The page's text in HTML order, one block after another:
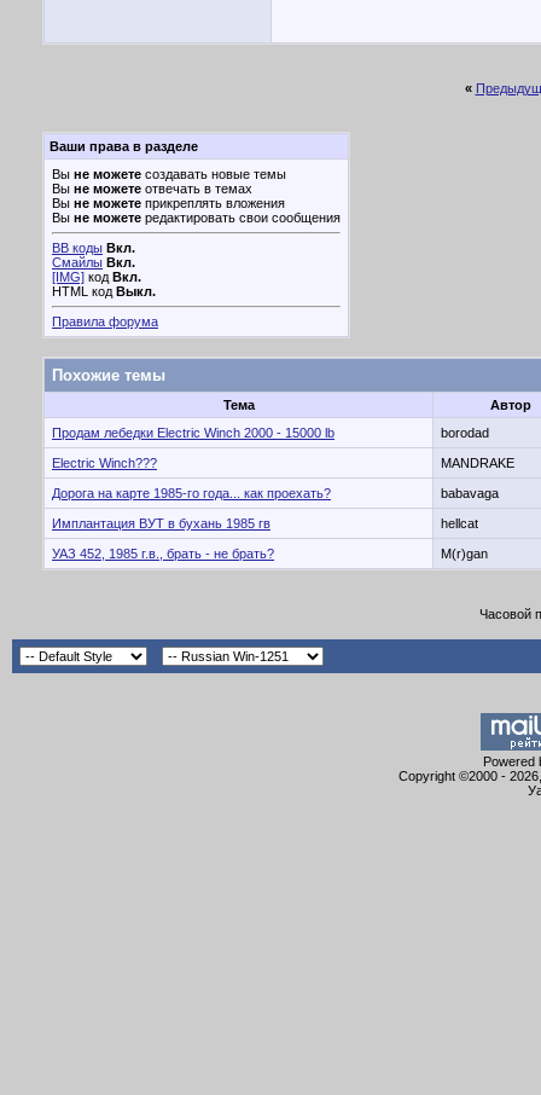
«
Ваши права в разделе
Вы не можете создавать новые темы
Вы не можете отвечать в темах
Вы не можете прикреплять вложения
Вы не можете редактировать свои сообщения
BB коды Вкл.
Смайлы Вкл.
[IMG] код Вкл.
HTML код Выкл.
Правила форума
Похожие темы
Тема
Автор
Продам лебедки Electric Winch 2000 - 15000 lb
borodad
Electric Winch??? MANDRAKE
Дорога на карте 1985-го года... как проехать? babavaga
Имплантация ВУТ в бухань 1985 гв hellcat
УАЗ 452, 1985 г.в., брать - не брать? M(r)gan
Часовой
Powered
Copyright ©2000 -